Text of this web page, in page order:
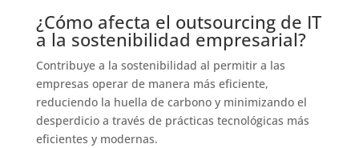
¿Cómo afecta el outsourcing de IT
a la sostenibilidad empresarial?
Contribuye a la sostenibilidad al permitir a las
empresas operar de manera más eficiente,
reduciendo la huella de carbono y minimizando el
desperdicio a través de prácticas tecnológicas más
eficientes y modernas.